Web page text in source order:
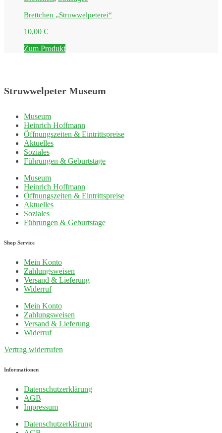
Brettchen „Struwwelpeterei“
10,00 €
Zum Produkt
Struwwelpeter Museum
Museum
Heinrich Hoffmann
Öffnungszeiten & Eintrittspreise
Aktuelles
Soziales
Führungen & Geburtstage
Museum
Heinrich Hoffmann
Öffnungszeiten & Eintrittspreise
Aktuelles
Soziales
Führungen & Geburtstage
Shop Service
Mein Konto
Zahlungsweisen
Versand & Lieferung
Widerruf
Mein Konto
Zahlungsweisen
Versand & Lieferung
Widerruf
Vertrag widerrufen
Informationen
Datenschutzerklärung
AGB
Impressum
Datenschutzerklärung